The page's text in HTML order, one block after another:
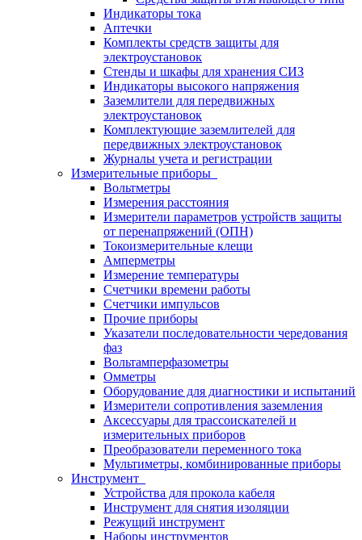
Индикаторы тока
Аптечки
Комплекты средств защиты для
электроустановок
Стенды и шкафы для хранения СИЗ
Индикаторы высокого напряжения
Заземлители для передвижных
электроустановок
Комплектующие заземлителей для
передвижных электроустановок
Журналы учета и регистрации
Измерительные приборы
Вольтметры
Измерения расстояния
Измерители параметров устройств защиты
от перенапряжений (ОПН)
Токоизмерительные клещи
Амперметры
Измерение температуры
Счетчики времени работы
Счетчики импульсов
Прочие приборы
Указатели последовательности чередования
фаз
Вольтамперфазометры
Омметры
Оборудование для диагностики и испытаний
Измерители сопротивления заземления
Аксессуары для трассоискателей и
измерительных приборов
Преобразователи переменного тока
Мультиметры, комбинированные приборы
Инструмент
Устройства для прокола кабеля
Инструмент для снятия изоляции
Режущий инструмент
Наборы инструментов